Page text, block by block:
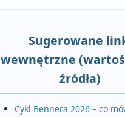
Sugerowane
wewnętrzne
źródła)
Cykl Bennera 2026 – co